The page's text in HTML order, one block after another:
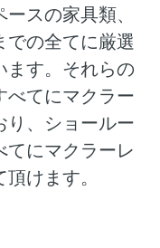
スの家具類、
での全てに厳選
ます。それらの
べてにマクラー
り、ショールー
てにマクラーレ
けます。